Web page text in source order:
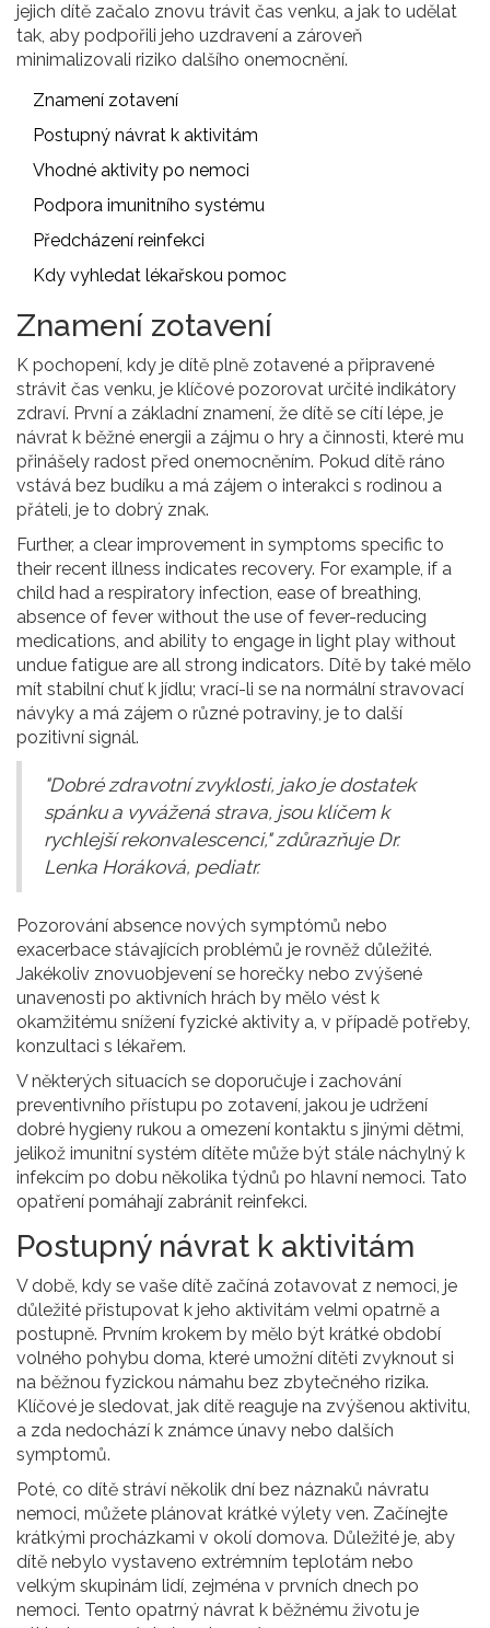
jejich dítě začalo znovu trávit čas venku, a jak to udělat
tak, aby podpořili jeho uzdravení a zároveň
minimalizovali riziko dalšího onemocnění.
Znamení zotavení
Postupný návrat k aktivitám
Vhodné aktivity po nemoci
Podpora imunitního systému
Předcházení reinfekci
Kdy vyhledat lékařskou pomoc
Znamení zotavení
K pochopení, kdy je dítě plně zotavené a připravené
strávit čas venku, je klíčové pozorovat určité indikátory
zdraví. První a základní znamení, že dítě se cítí lépe, je
návrat k běžné energii a zájmu o hry a činnosti, které mu
přinášely radost před onemocněním. Pokud dítě ráno
vstává bez budíku a má zájem o interakci s rodinou a
přáteli, je to dobrý znak.
Further, a clear improvement in symptoms specific to
their recent illness indicates recovery. For example, if a
child had a respiratory infection, ease of breathing,
absence of fever without the use of fever-reducing
medications, and ability to engage in light play without
undue fatigue are all strong indicators. Dítě by také mělo
mít stabilní chuť k jídlu; vrací-li se na normální stravovací
návyky a má zájem o různé potraviny, je to další
pozitivní signál.
"Dobré zdravotní zvyklosti, jako je dostatek
spánku a vyvážená strava, jsou klíčem k
rychlejší rekonvalescenci," zdůrazňuje Dr.
Lenka Horáková, pediatr.
Pozorování absence nových symptómů nebo
exacerbace stávajících problémů je rovněž důležité.
Jakékoliv znovuobjevení se horečky nebo zvýšené
unavenosti po aktivních hrách by mělo vést k
okamžitému snížení fyzické aktivity a, v případě potřeby,
konzultaci s lékařem.
V některých situacích se doporučuje i zachování
preventivního přístupu po zotavení, jakou je udržení
dobré hygieny rukou a omezení kontaktu s jinými dětmi,
jelikož imunitní systém dítěte může být stále náchylný k
infekcím po dobu několika týdnů po hlavní nemoci. Tato
opatření pomáhají zabránit reinfekci.
Postupný návrat k aktivitám
V době, kdy se vaše dítě začíná zotavovat z nemoci, je
důležité přistupovat k jeho aktivitám velmi opatrně a
postupně. Prvním krokem by mělo být krátké období
volného pohybu doma, které umožní dítěti zvyknout si
na běžnou fyzickou námahu bez zbytečného rizika.
Klíčové je sledovat, jak dítě reaguje na zvýšenou aktivitu,
a zda nedochází k známce únavy nebo dalších
symptomů.
Poté, co dítě stráví několik dní bez náznaků návratu
nemoci, můžete plánovat krátké výlety ven. Začínejte
krátkými procházkami v okolí domova. Důležité je, aby
dítě nebylo vystaveno extrémním teplotám nebo
velkým skupinám lidí, zejména v prvních dnech po
nemoci. Tento opatrný návrat k běžnému životu je